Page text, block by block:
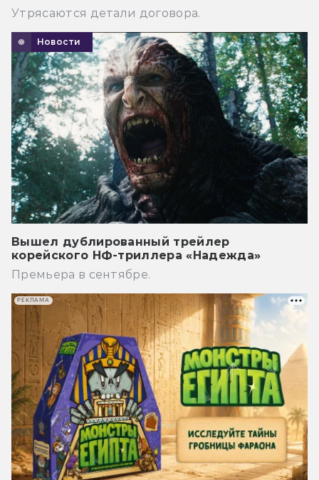
Утрясаются детали договора.
Новости
Вышел дублированный трейлер
корейского НФ-триллера «Надежда»
Премьера в сентябре.
РЕКЛАМА